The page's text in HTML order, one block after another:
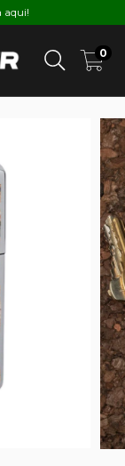
aqui!
0